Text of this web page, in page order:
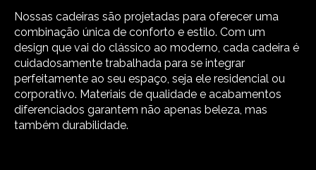
Nossas cadeiras são projetadas para oferecer uma
combinação única de conforto e estilo. Com um
design que vai do clássico ao moderno, cada cadeira é
cuidadosamente trabalhada para se integrar
perfeitamente ao seu espaço, seja ele residencial ou
corporativo. Materiais de qualidade e acabamentos
diferenciados garantem não apenas beleza, mas
também durabilidade.